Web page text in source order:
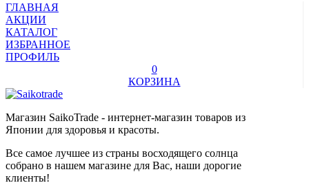
ГЛАВНАЯ
АКЦИИ
КАТАЛОГ
ИЗБРАННОЕ
ПРОФИЛЬ
0
КОРЗИНА
Магазин SaikoTrade - интернет-магазин товаров из
Японии для здоровья и красоты.
Все самое лучшее из страны восходящего солнца
собрано в нашем магазине для Вас, наши дорогие
клиенты!